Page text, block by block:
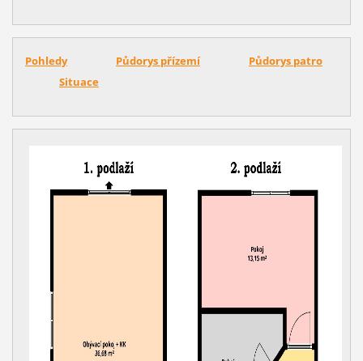
Pohledy Půdorys přízemí
Půdorys patro
Situace